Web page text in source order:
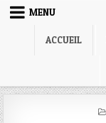
MENU
ACCUEIL